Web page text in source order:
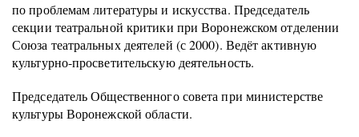
по проблемам литературы и искусства. Председатель
секции театральной критики при Воронежском отделении
Союза театральных деятелей (с 2000). Ведёт активную
культурно-просветительскую деятельность.
Председатель Общественного совета при министерстве
культуры Воронежской области.